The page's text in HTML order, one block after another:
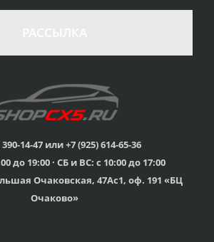
390-14-47 или +7 (925) 614-65-36
до 19:00 · СБ и ВС: с 10:00 до 17:00
Очаковская, 47Ас1, оф. 191 «БЦ
Очаково»